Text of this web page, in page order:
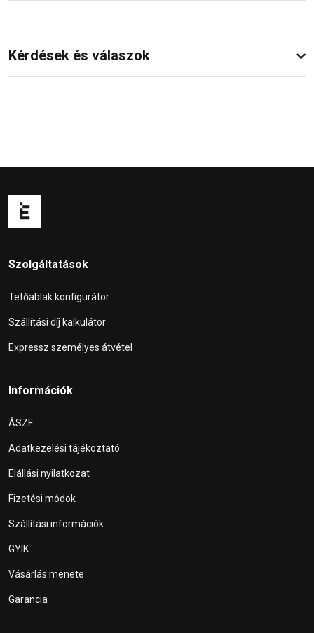
Kérdések és válaszok
Szolgáltatások
Tetőablak konfigurátor
Szállítási díj kalkulátor
Expressz személyes átvétel
Információk
ÁSZF
Adatkezelési tájékoztató
Elállási nyilatkozat
Fizetési módok
Szállítási információk
GYIK
Vásárlás menete
Garancia